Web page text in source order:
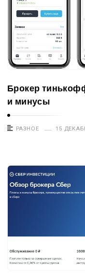
Брокер
и минусы
РАЗНОЕ 15